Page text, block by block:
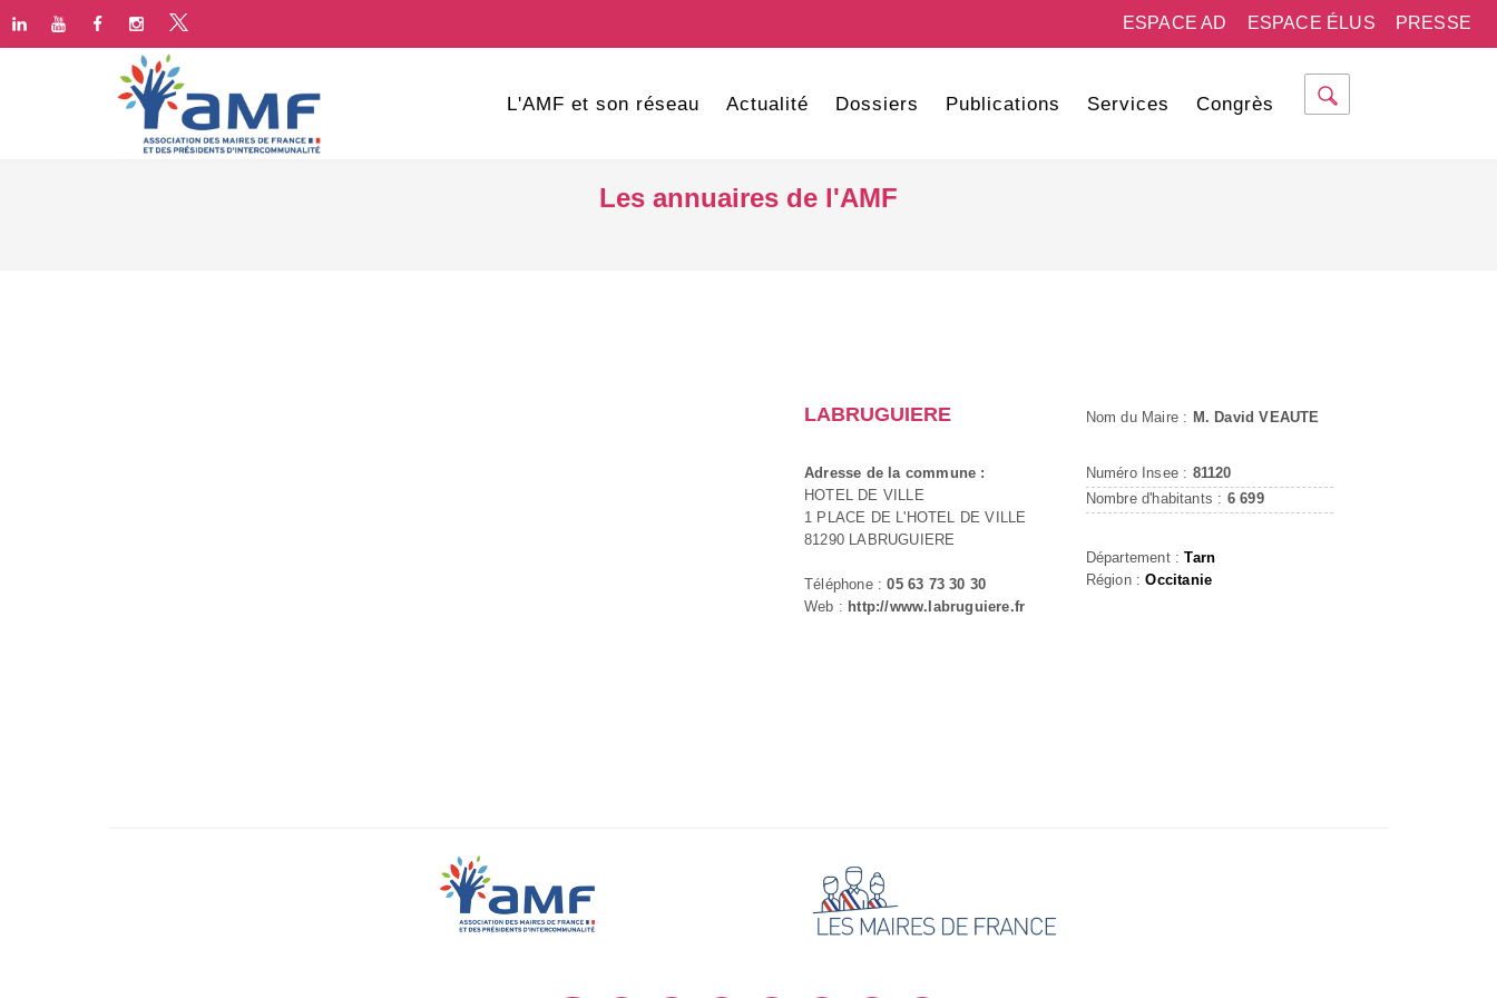
PRESSE
ESPACE ÉLUS
ESPACE AD
L'AMF et son réseau Actualité Dossiers Publications Services Congrès
Les annuaires de l'AMF
LABRUGUIERE
Adresse de la commune :
HOTEL DE VILLE
1 PLACE DE L'HOTEL DE VILLE
81290 LABRUGUIERE
Téléphone :05 63 73 30 30
Web : http://www.labruguiere.fr
Nom du Maire : M. David VEAUTE
Numéro Insee : 81120
Nombre d'habitants : 6 699
Département :Tarn
Région :Occitanie